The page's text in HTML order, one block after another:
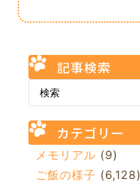
記事検索
カテゴリー
メモリアル (9)
ご飯の様子 (6,128)